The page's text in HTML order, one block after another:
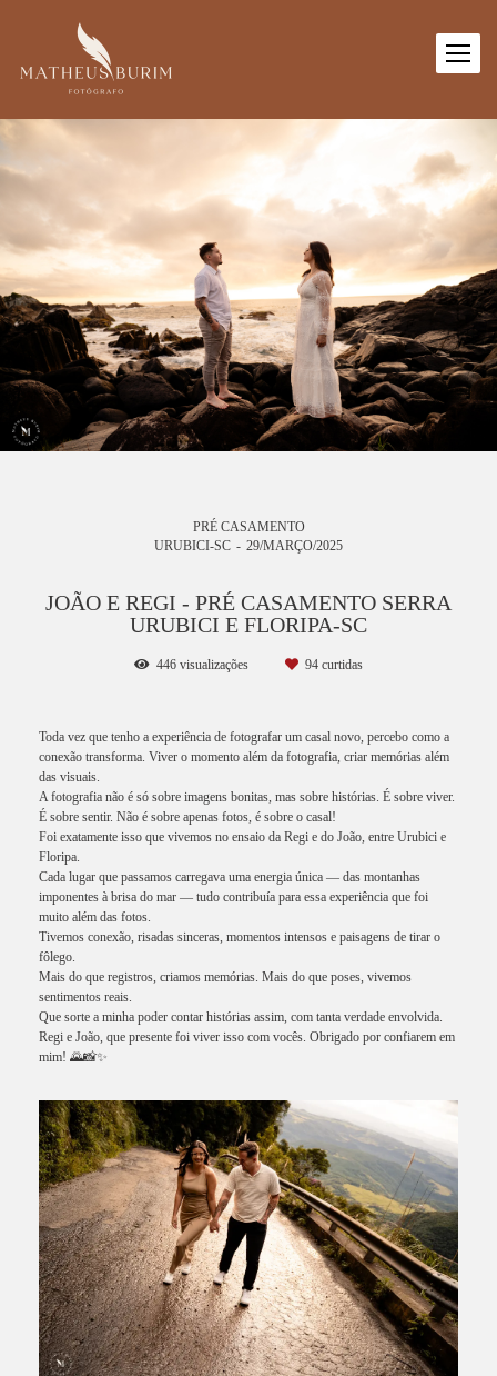
PRÉ CASAMENTO
URUBICI-SC
29/MARÇO/2025
JOÃO E REGI - PRÉ CASAMENTO SERRA
URUBICI E FLORIPA-SC
446 visualizações 94 curtidas
Toda vez que tenho a experiência de fotografar um casal novo, percebo como a
conexão transforma. Viver o momento além da fotografia, criar memórias além
das visuais.
A fotografia não é só sobre imagens bonitas, mas sobre histórias. É sobre viver.
É sobre sentir. Não é sobre apenas fotos, é sobre o casal!
Foi exatamente isso que vivemos no ensaio da Regi e do João, entre Urubici e
Floripa.
Cada lugar que passamos carregava uma energia única — das montanhas
imponentes à brisa do mar — tudo contribuía para essa experiência que foi
muito além das fotos.
Tivemos conexão, risadas sinceras, momentos intensos e paisagens de tirar o
fôlego.
Mais do que registros, criamos memórias. Mais do que poses, vivemos
sentimentos reais.
Que sorte a minha poder contar histórias assim, com tanta verdade envolvida.
Regi e João, que presente foi viver isso com vocês. Obrigado por confiarem em
mim! 🌄📸✨